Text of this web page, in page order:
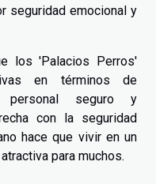
seguridad emocional y
los 'Palacios Perros'
en términos de
personal seguro y
con la seguridad
hace que vivir en un
para muchos.